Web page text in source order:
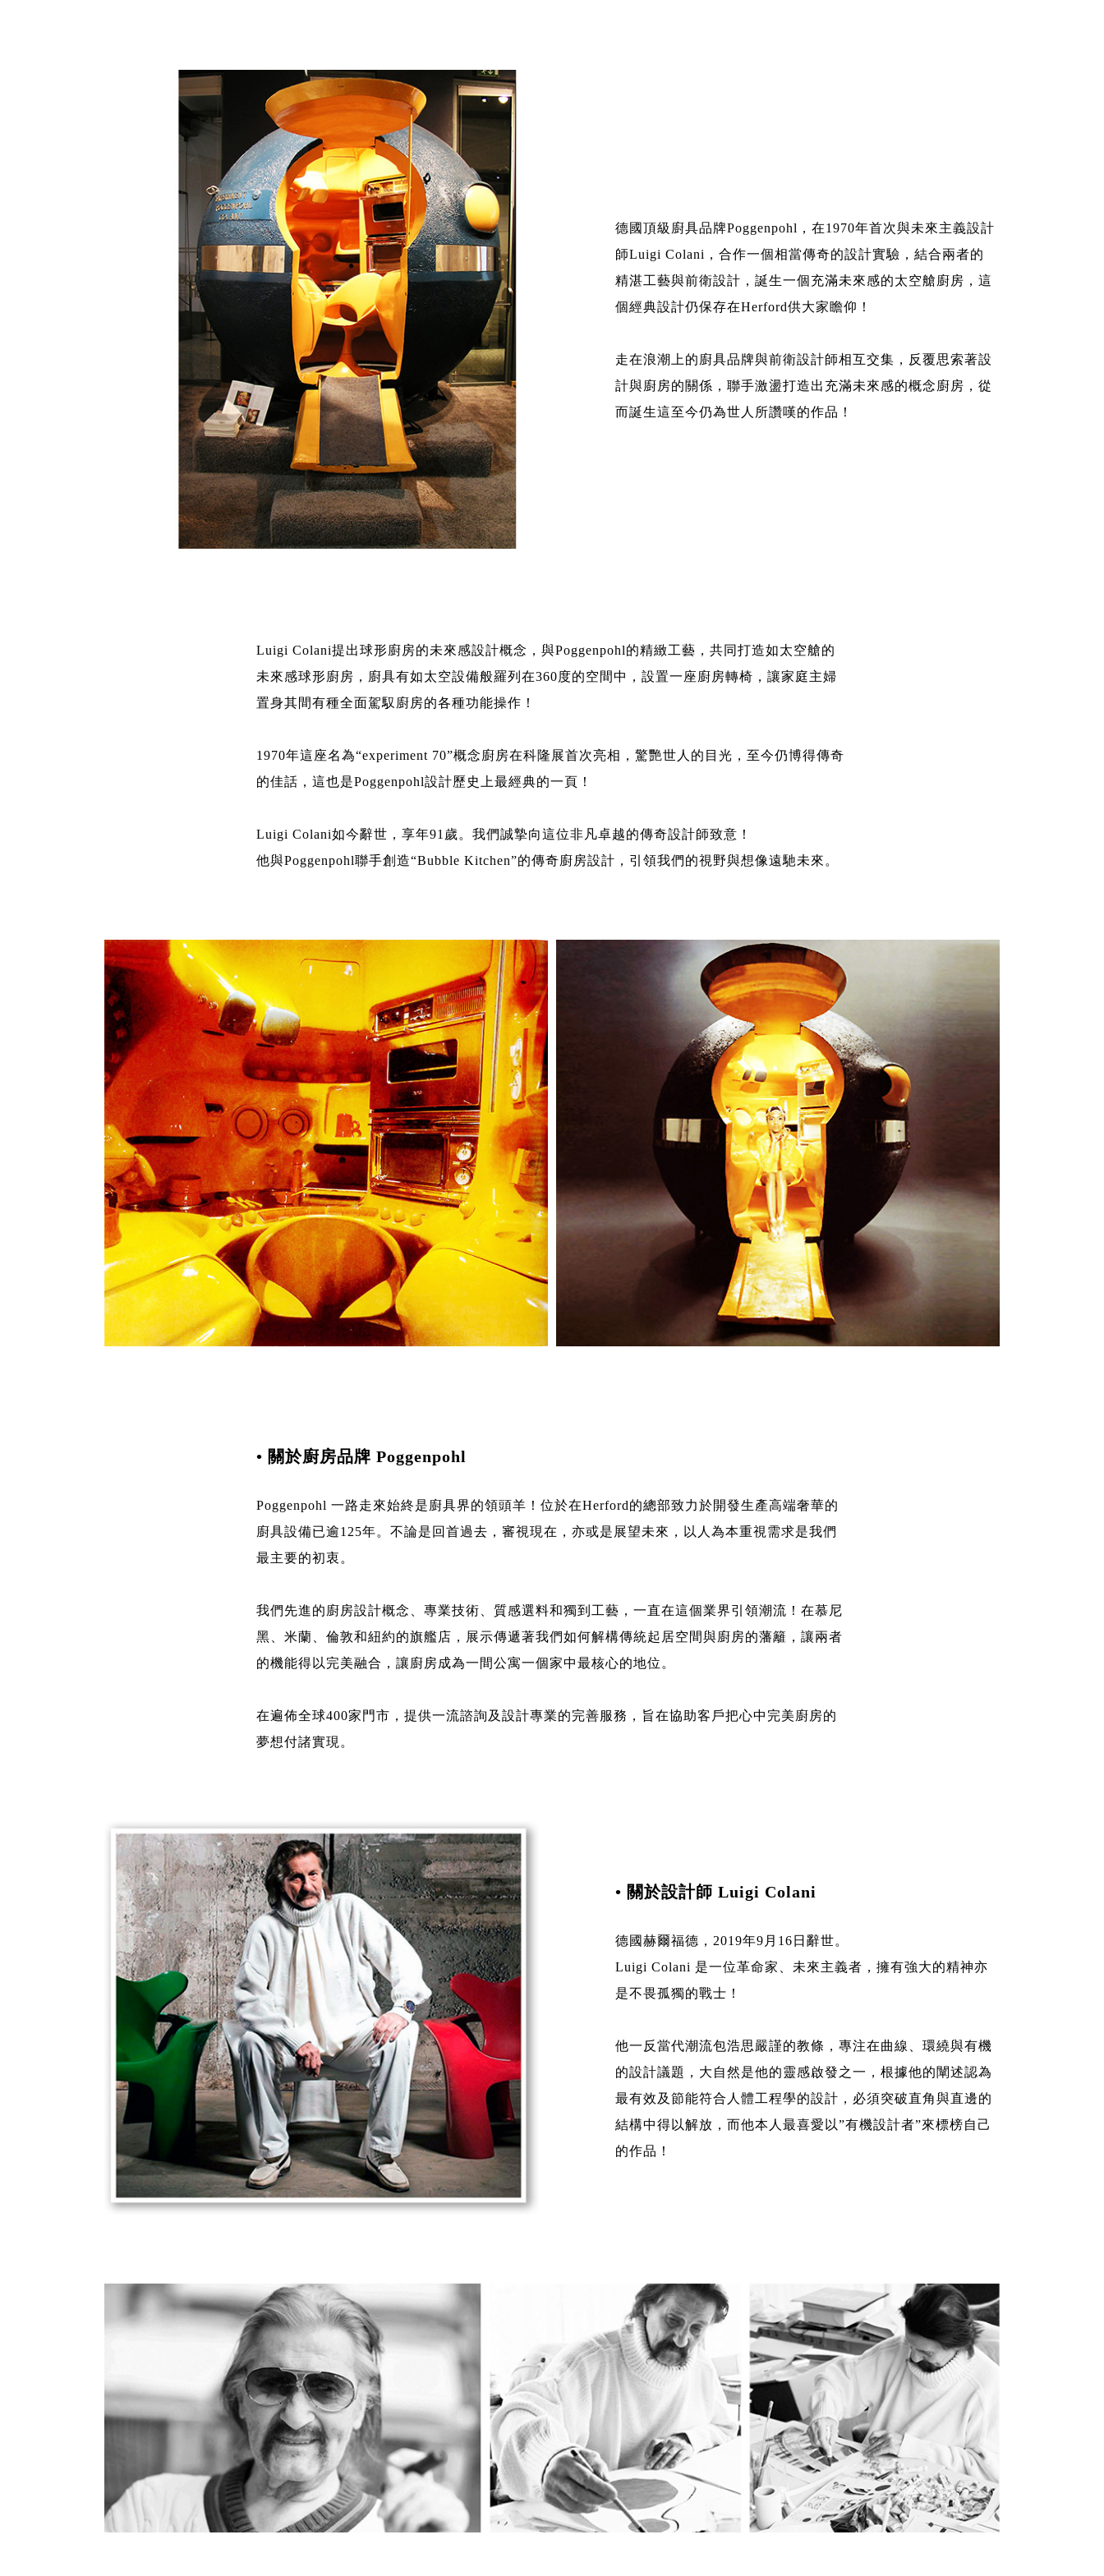
德國頂級廚具品牌Poggenpohl，在1970年首次與未來主義設計
師Luigi Colani，合作一個相當傳奇的設計實驗，結合兩者的
精湛工藝與前衛設計，誕生一個充滿未來感的太空艙廚房，這
個經典設計仍保存在Herford供大家瞻仰！
走在浪潮上的廚具品牌與前衛設計師相互交集，反覆思索著設
計與廚房的關係，聯手激盪打造出充滿未來感的概念廚房，從
而誕生這至今仍為世人所讚嘆的作品！
Luigi Colani提出球形廚房的未來感設計概念，與Poggenpohl的精緻工藝，共同打造如太空艙的
未來感球形廚房，廚具有如太空設備般羅列在360度的空間中，設置一座廚房轉椅，讓家庭主婦
置身其間有種全面駕馭廚房的各種功能操作！
1970年這座名為“experiment 70”概念廚房在科隆展首次亮相，驚艷世人的目光，至今仍博得傳奇
的佳話，這也是Poggenpohl設計歷史上最經典的一頁！
Luigi Colani如今辭世，享年91歲。我們誠摯向這位非凡卓越的傳奇設計師致意！
他與Poggenpohl聯手創造“Bubble Kitchen”的傳奇廚房設計，引領我們的視野與想像遠馳未來。
• 關於廚房品牌 Poggenpohl
Poggenpohl 一路走來始終是廚具界的領頭羊！位於在Herford的總部致力於開發生產高端奢華的
廚具設備已逾125年。不論是回首過去，審視現在，亦或是展望未來，以人為本重視需求是我們
最主要的初衷。
我們先進的廚房設計概念、專業技術、質感選料和獨到工藝，一直在這個業界引領潮流！在慕尼
黑、米蘭、倫敦和紐約的旗艦店，展示傳遞著我們如何解構傳統起居空間與廚房的藩籬，讓兩者
的機能得以完美融合，讓廚房成為一間公寓一個家中最核心的地位。
在遍佈全球400家門市，提供一流諮詢及設計專業的完善服務，旨在協助客戶把心中完美廚房的
夢想付諸實現。
• 關於設計師 Luigi Colani
德國赫爾福德，2019年9月16日辭世。
Luigi Colani 是一位革命家、未來主義者，擁有強大的精神亦
是不畏孤獨的戰士！
他一反當代潮流包浩思嚴謹的教條，專注在曲線、環繞與有機
的設計議題，大自然是他的靈感啟發之一，根據他的闡述認為
最有效及節能符合人體工程學的設計，必須突破直角與直邊的
結構中得以解放，而他本人最喜愛以”有機設計者”來標榜自己
的作品！